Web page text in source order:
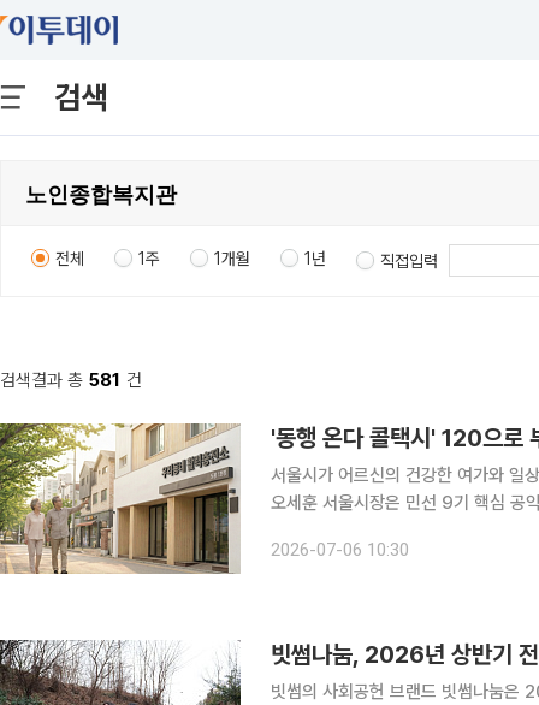
검색
전체 1주 1개월 1년 직접입력
검색결과 총 581 건
'동행 온다 콜택시' 120으로
서울시가 어르신의 건강한 여가와 일
오세훈 서울시장은 민선 9기 핵심 공
을 점검하고, 복지관 내 프로그램실과
2026-07-06 10:30
빗썸나눔, 2026년 상반기
빗썸의 사회공헌 브랜드 빗썸나눔은